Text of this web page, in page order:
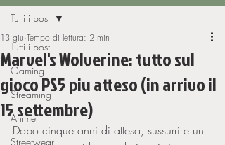
Tutti i post
Gaming
Streaming
Anime
Streetwear
Tutti i post
Marvel's Wolverine: tutto sul
gioco PS5 piu atteso (in arrivo il
15 settembre)
13 giu Tempo di lettura: 2 min
Dopo cinque anni di attesa, sussurri e un